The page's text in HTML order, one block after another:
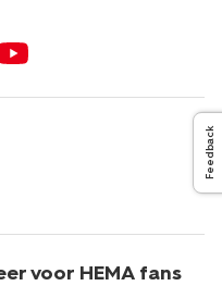
voor HEMA fans
Feedback